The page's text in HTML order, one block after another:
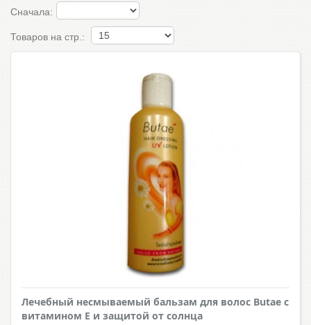
Сначала:
Товаров на стр.:
Лечебный несмываемый бальзам для волос Butae c
витамином Е и защитой от солнца